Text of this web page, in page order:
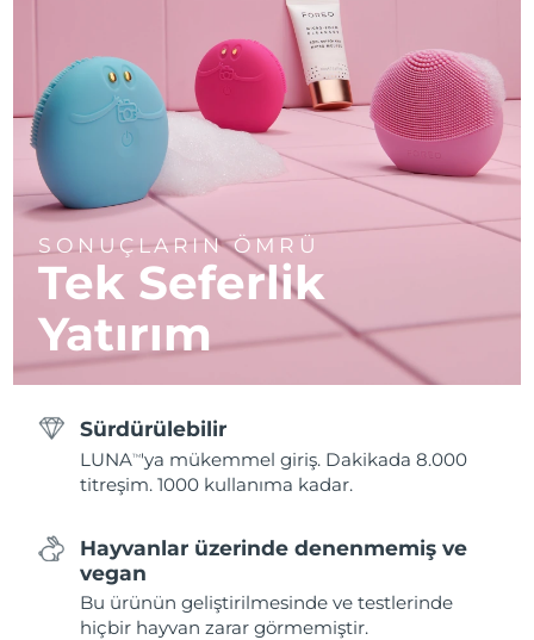
SONUÇLARIN ÖMRÜ
Tek Seferlik
Yatırım
Sürdürülebilir
LUNATM 'ya mükemmel giriş. Dakikada 8.000
titreşim. 1000 kullanıma kadar.
Hayvanlar üzerinde denenmemiş ve
vegan
Bu ürünün geliştirilmesinde ve testlerinde
hiçbir hayvan zarar görmemiştir.